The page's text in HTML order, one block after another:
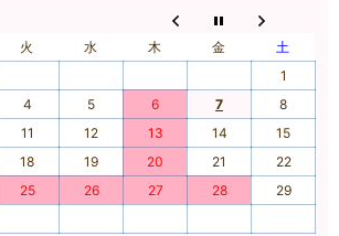
火 水 木 金
土
1
4 5 6 7
8
11 12 13 14
15
18 19 20 21
22
25 26 27 28
29